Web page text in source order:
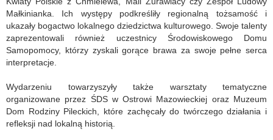
Małkinianka. Ich występy podkreśliły regionalną tożsamość i
ukazały bogactwo lokalnego dziedzictwa kulturowego. Swoje talenty
zaprezentowali również uczestnicy Środowiskowego Domu
Samopomocy, którzy zyskali gorące brawa za swoje pełne serca
interpretacje.
Wydarzeniu towarzyszyły także warsztaty tematyczne
organizowane przez ŚDS w Ostrowi Mazowieckiej oraz Muzeum
Dom Rodziny Pileckich, które zachęcały do twórczego działania i
refleksji nad lokalną historią.